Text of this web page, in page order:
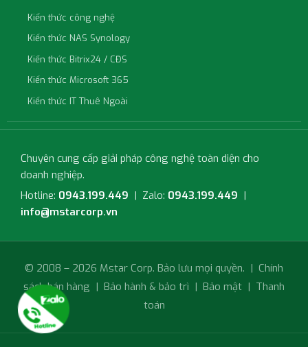
Kiến thức công nghệ
Kiến thức NAS Synology
Kiến thức Bitrix24 / CĐS
Kiến thức Microsoft 365
Kiến thức IT Thuê Ngoài
Chuyên cung cấp giải pháp công nghệ toàn diện cho
doanh nghiệp.
Hotline: 0943.199.449 | Zalo: 0943.199.449 |
info@mstarcorp.vn
© 2008 – 2026 Mstar Corp. Bảo lưu mọi quyền. | Chính
sách bán hàng | Bảo hành & bảo trì | Bảo mật | Thanh
toán